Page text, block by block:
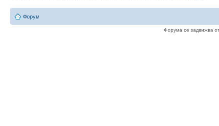
Форум
Форума се задвижва